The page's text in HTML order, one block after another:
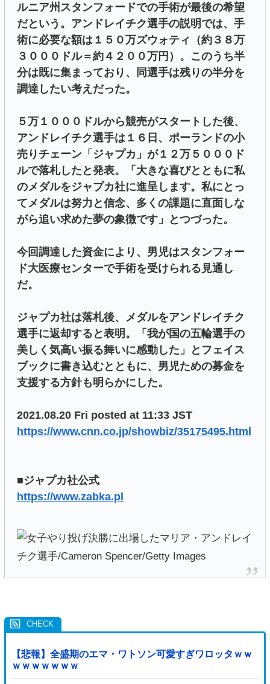
ルニア州スタンフォードでの手術が最後の希望
だという。アンドレイチク選手の説明では、手
術に必要な額は１５０万ズウォティ（約３８万
３０００ドル＝約４２００万円）。このうち半
分は既に集まっており、同選手は残りの半分を
調達したい考えだった。
５万１０００ドルから競売がスタートした後、
アンドレイチク選手は１６日、ポーランドの小
売りチェーン「ジャプカ」が１２万５０００ド
ルで落札したと発表。「大きな喜びとともに私
のメダルをジャプカ社に進呈します。私にとっ
てメダルは努力と信念、多くの課題に直面しな
がら追い求めた夢の象徴です」とつづった。
今回調達した資金により、男児はスタンフォー
ド大医療センターで手術を受けられる見通し
だ。
ジャプカ社は落札後、メダルをアンドレイチク
選手に返却すると表明。「我が国の五輪選手の
美しく気高い振る舞いに感動した」とフェイス
ブックに書き込むとともに、男児ための募金を
支援する方針も明らかにした。
2021.08.20 Fri posted at 11:33 JST
https://www.cnn.co.jp/showbiz/35175495.html
■ジャプカ社公式
https://www.zabka.pl
【悲報】全盛期のエマ・ワトソン可愛すぎワロッタｗｗ
ｗｗｗｗｗｗｗ